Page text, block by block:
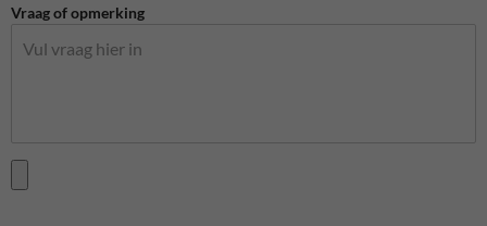
Vraag of opmerking